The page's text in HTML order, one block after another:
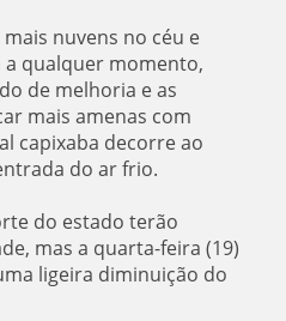
nuvens no céu e
a qualquer momento,
de melhoria e as
mais amenas com
capixaba decorre ao
do ar frio.
do estado terão
mas a quarta-feira (19)
ligeira diminuição do